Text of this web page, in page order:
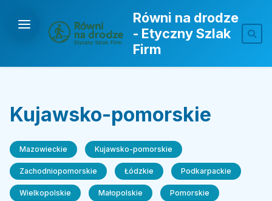
Równi na drodze
- Etyczny Szlak
Firm
Kujawsko-pomorskie
Mazowieckie Kujawsko-pomorskie
Zachodniopomorskie Łódzkie Podkarpackie
Wielkopolskie Małopolskie Pomorskie